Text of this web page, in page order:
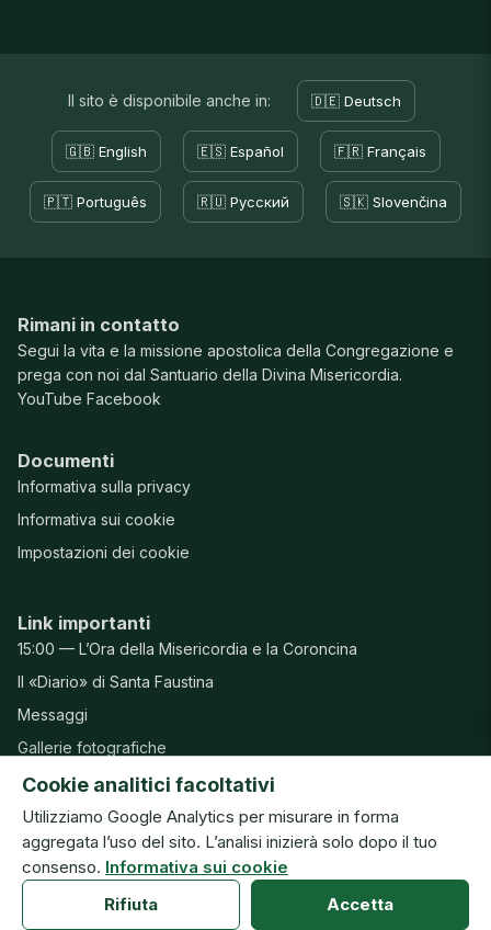
Il sito è disponibile anche in: 🇩🇪 Deutsch
🇬🇧 English 🇪🇸 Español 🇫🇷 Français
🇵🇹 Português 🇷🇺 Русский 🇸🇰 Slovenčina
Rimani in contatto
Segui la vita e la missione apostolica della Congregazione e
prega con noi dal Santuario della Divina Misericordia.
YouTube Facebook
Documenti
Informativa sulla privacy
Informativa sui cookie
Impostazioni dei cookie
Link importanti
15:00 — L’Ora della Misericordia e la Coroncina
Il «Diario» di Santa Faustina
Messaggi
Gallerie fotografiche
Preghiere
© Congregazione delle Suore della Beata Vergine Maria della
Misericordia · ISMM
Anteprima del nuovo sito · v20260804h
Cookie analitici facoltativi
Utilizziamo Google Analytics per misurare in forma
aggregata l’uso del sito. L’analisi inizierà solo dopo il tuo
consenso. Informativa sui cookie
Rifiuta
Accetta